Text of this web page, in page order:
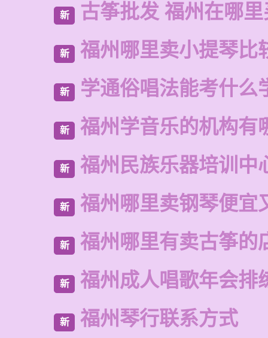
新 古筝批发 福州在哪
新 福州哪里卖小提琴比
新 学通俗唱法能考什么
新 福州学音乐的机构有
新 福州民族乐器培训中
新 福州哪里卖钢琴便宜
新 福州哪里有卖古筝的
新 福州成人唱歌年会排
新 福州琴行联系方式